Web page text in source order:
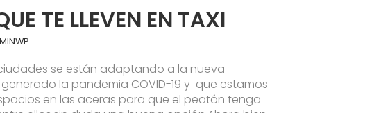
TE LLEVEN EN TAXI
se están adaptando a la nueva
la pandemia COVID-19 y que estamos
en las aceras para que el peatón tenga